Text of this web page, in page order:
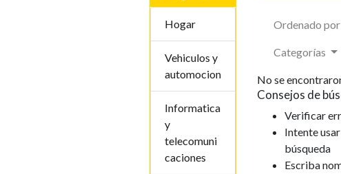
Hogar
Vehiculos y
automocion
Informatica
y
telecomuni
caciones
Ordenado por
Categorías
No se
Consejos de
Verificar
Intente
búsqueda
Escriba